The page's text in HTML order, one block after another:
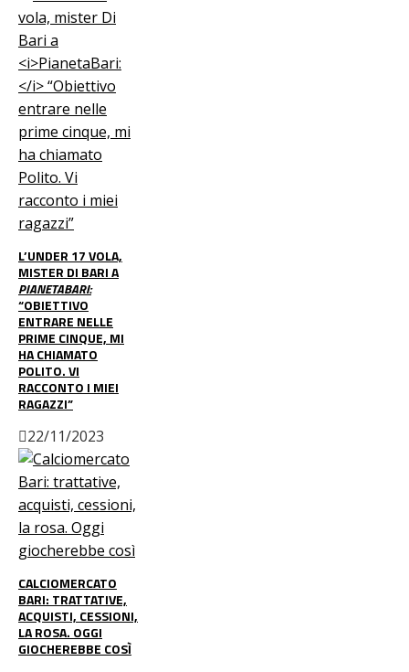
L’UNDER 17 VOLA,
MISTER DI BARI A
PIANETABARI:
“OBIETTIVO
ENTRARE NELLE
PRIME CINQUE, MI
HA CHIAMATO
POLITO. VI
RACCONTO I MIEI
RAGAZZI”
22/11/2023
CALCIOMERCATO
BARI: TRATTATIVE,
ACQUISTI, CESSIONI,
LA ROSA. OGGI
GIOCHEREBBE COSÌ